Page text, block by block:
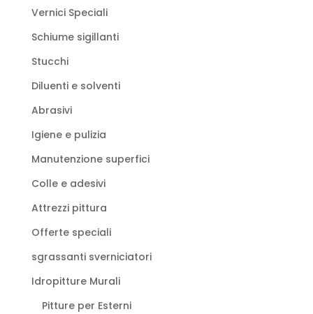
Vernici Speciali
Schiume sigillanti
Stucchi
Diluenti e solventi
Abrasivi
Igiene e pulizia
Manutenzione superfici
Colle e adesivi
Attrezzi pittura
Offerte speciali
sgrassanti sverniciatori
Idropitture Murali
Pitture per Esterni